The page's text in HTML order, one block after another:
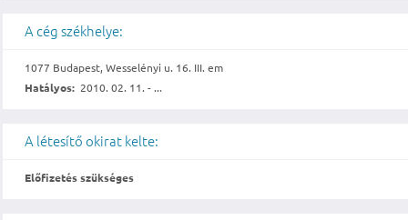
A cég székhelye:
1077 Budapest, Wesselényi u. 16. III. em
Hatályos: 2010. 02. 11. - ...
A létesítő okirat kelte:
Előfizetés szükséges